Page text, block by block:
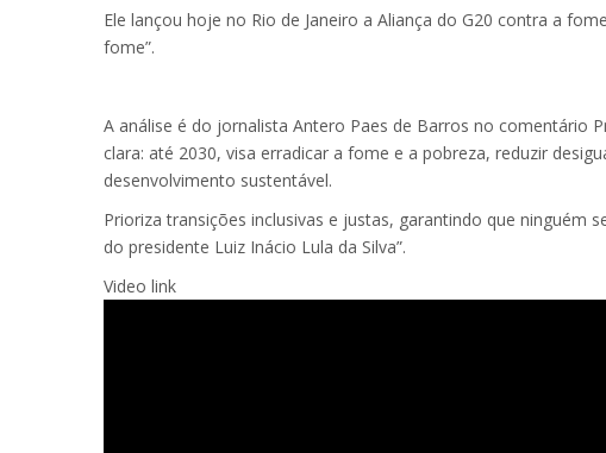
Ele lançou hoje no Rio de Janeiro a Aliança do G20 contra a
fome”.
A análise é do jornalista Antero Paes de Barros no comentário
clara: até 2030, visa erradicar a fome e a pobreza, reduzir
desenvolvimento sustentável.
Prioriza transições inclusivas e justas, garantindo que ninguém
do presidente Luiz Inácio Lula da Silva”.
Video link